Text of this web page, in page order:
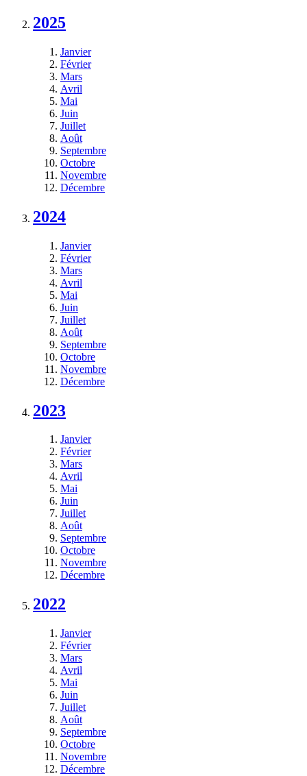
2025
Janvier
Février
Mars
Avril
Mai
Juin
Juillet
Août
Septembre
Octobre
Novembre
Décembre
2024
Janvier
Février
Mars
Avril
Mai
Juin
Juillet
Août
Septembre
Octobre
Novembre
Décembre
2023
Janvier
Février
Mars
Avril
Mai
Juin
Juillet
Août
Septembre
Octobre
Novembre
Décembre
2022
Janvier
Février
Mars
Avril
Mai
Juin
Juillet
Août
Septembre
Octobre
Novembre
Décembre